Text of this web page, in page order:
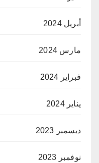
أبريل 2024
مارس 2024
فبراير 2024
يناير 2024
ديسمبر 2023
نوفمبر 2023